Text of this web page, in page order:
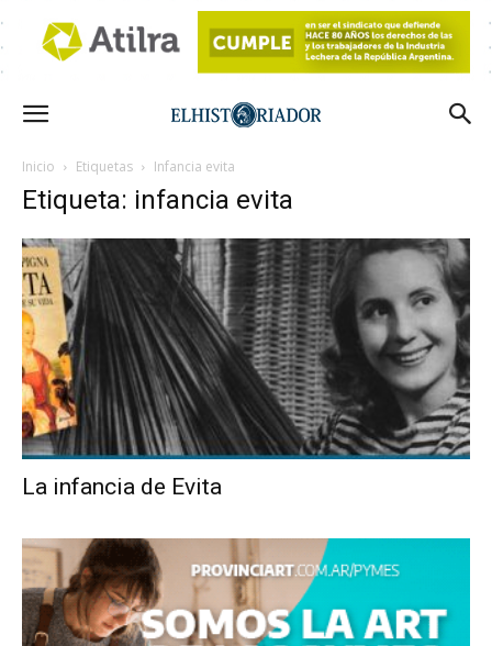
Inicio Etiquetas Infancia evita
Etiqueta: infancia evita
La infancia de Evita